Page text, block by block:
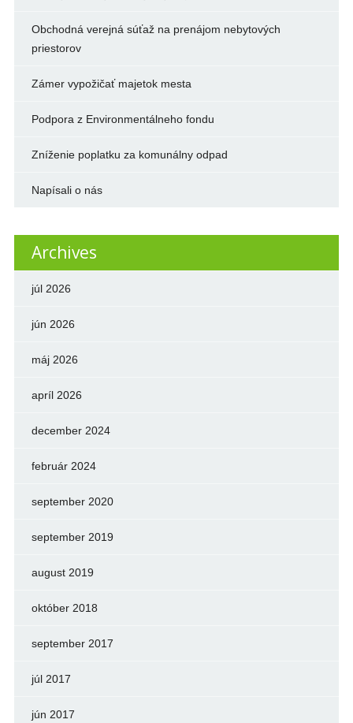
Obchodná verejná súťaž na prenájom nebytových
priestorov
Zámer vypožičať majetok mesta
Podpora z Environmentálneho fondu
Zníženie poplatku za komunálny odpad
Napísali o nás
Archives
júl 2026
jún 2026
máj 2026
apríl 2026
december 2024
február 2024
september 2020
september 2019
august 2019
október 2018
september 2017
júl 2017
jún 2017